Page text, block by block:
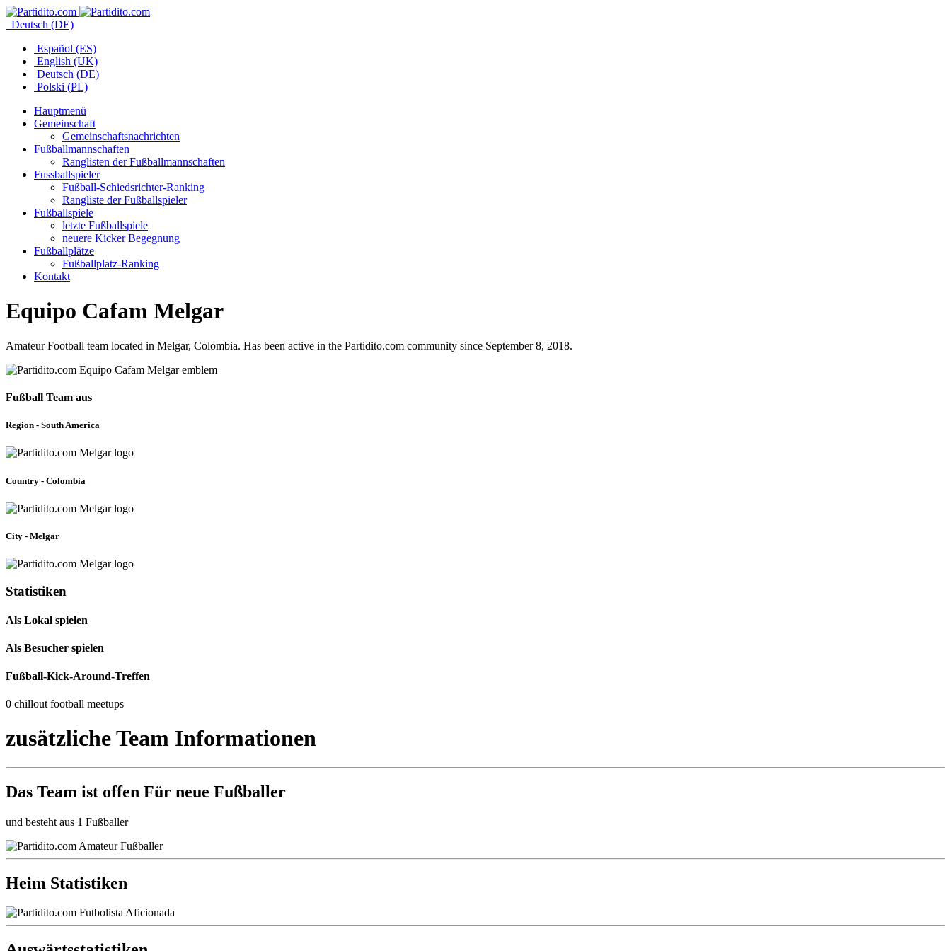
Deutsch (DE)
Español (ES)
English (UK)
Deutsch (DE)
Polski (PL)
Hauptmenü
Gemeinschaft
Gemeinschaftsnachrichten
Fußballmannschaften
Ranglisten der Fußballmannschaften
Fussballspieler
Fußball-Schiedsrichter-Ranking
Rangliste der Fußballspieler
Fußballspiele
letzte Fußballspiele
neuere Kicker Begegnung
Fußballplätze
Fußballplatz-Ranking
Kontakt
Equipo Cafam Melgar
Amateur Football team located in Melgar, Colombia. Has been active in the Partidito.com community since September 8, 2018.
Fußball Team aus
Region - South America
Country - Colombia
City - Melgar
Statistiken
Als Lokal spielen
Als Besucher spielen
Fußball-Kick-Around-Treffen
0 chillout football meetups
zusätzliche Team Informationen
Das Team ist offen Für neue Fußballer
und besteht aus 1 Fußballer
Heim Statistiken